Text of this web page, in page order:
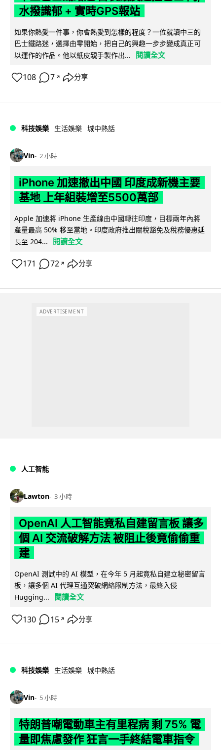
水撥識郁 + 實時GPS報站
如果你熱愛一件事，你會熱愛到怎樣的程度？一位就讀中三的
巴士鐵路迷，選擇由零開始，把自己的興趣一步步變成真正可
以運作的作品。他以紙皮親手製作出...
閱讀全文
108 7 ↗ 分享
科技娛樂 生活娛樂 城中熱話
Vin 2 小時
iPhone 加速撤出中國 印度成新機主要
基地 上年組裝增至5500萬部
Apple 加速將 iPhone 生產線由中國轉往印度，目標兩年內將
產量最高 50% 移至當地。印度政府推出關稅豁免及稅務優惠延
長至 204...
閱讀全文
171 72 ↗ 分享
ADVERTISEMENT
人工智能
Lawton 3 小時
OpenAI 人工智能竟私自建留言板 讓多
個 AI 交流破解方法 被阻止後竟偷偷重
建
OpenAI 測試中的 AI 模型，在今年 5 月起竟私自建立秘密留言
板，讓多個 AI 代理互通突破網絡限制方法，最終入侵
Hugging...
閱讀全文
130 15 ↗ 分享
科技娛樂 生活娛樂 城中熱話
Vin 5 小時
特朗普嘲電動車主有里程病 剩 75% 電
量即焦慮發作 狂言一手終結電車指令